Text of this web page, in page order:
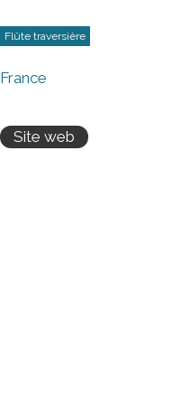
Flûte traversière
France
Site web